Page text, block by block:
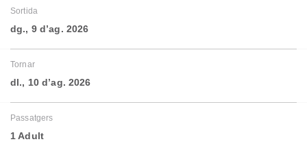
Sortida
dg., 9 d’ag. 2026
Tornar
dl., 10 d’ag. 2026
Passatgers
1 Adult